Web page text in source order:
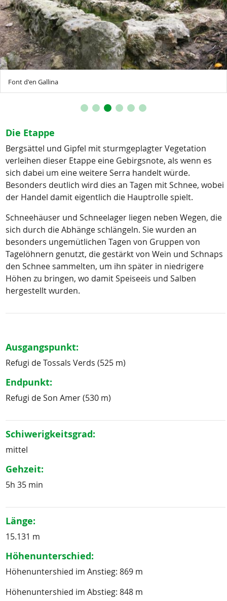
Font d'en Gallina
Die Etappe
Bergsättel und Gipfel mit sturmgeplagter Vegetation
verleihen dieser Etappe eine Gebirgsnote, als wenn es
sich dabei um eine weitere Serra handelt würde.
Besonders deutlich wird dies an Tagen mit Schnee, wobei
der Handel damit eigentlich die Hauptrolle spielt.
Schneehäuser und Schneelager liegen neben Wegen, die
sich durch die Abhänge schlängeln. Sie wurden an
besonders ungemütlichen Tagen von Gruppen von
Tagelöhnern genutzt, die gestärkt von Wein und Schnaps
den Schnee sammelten, um ihn später in niedrigere
Höhen zu bringen, wo damit Speiseeis und Salben
hergestellt wurden.
Ausgangspunkt:
Refugi de Tossals Verds (525 m)
Endpunkt:
Refugi de Son Amer (530 m)
Schiwerigkeitsgrad:
mittel
Gehzeit:
5h 35 min
Länge:
15.131 m
Höhenunterschied:
Höhenuntershied im Anstieg: 869 m
Höhenuntershied im Abstieg: 848 m